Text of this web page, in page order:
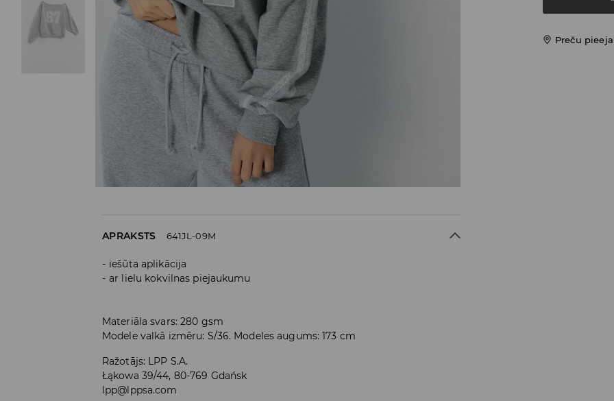
Preču
APRAKSTS 641JL-09M
iešūta aplikācija
ar lielu kokvilnas piejaukumu
Materiāla svars: 280 gsm
Modele valkā izmēru: S/36. Modeles augums: 173 cm
Ražotājs: LPP S.A.
Łąkowa 39/44, 80-769 Gdańsk
lpp@lppsa.com